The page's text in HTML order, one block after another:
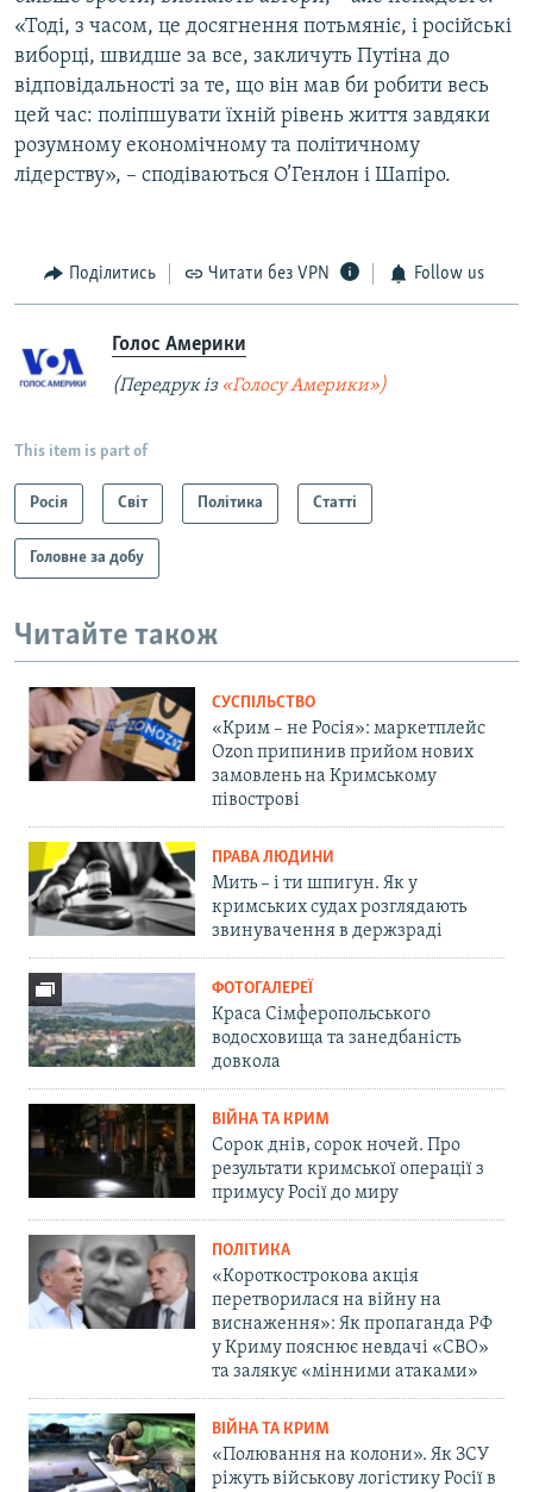
«Тоді, з часом, це досягнення потьмяніє, і російські
виборці, швидше за все, закличуть Путіна до
відповідальності за те, що він мав би робити весь
цей час: поліпшувати їхній рівень життя завдяки
розумному економічному та політичному
лідерству», – сподіваються О’Генлон і Шапіро.
Поділитись Читати без VPN Follow us
Голос Америки
(Передрук із «Голосу Америки»)
This item is part of
Росія Світ Політика Статті
Головне за добу
Читайте також
СУСПІЛЬСТВО
«Крим – не Росія»: маркетплейс
Ozon припинив прийом нових
замовлень на Кримському
півострові
ПРАВА ЛЮДИНИ
Мить – і ти шпигун. Як у
кримських судах розглядають
звинувачення в держзраді
ФОТОГАЛЕРЕЇ
Краса Сімферопольського
водосховища та занедбаність
довкола
ВІЙНА ТА КРИМ
Сорок днів, сорок ночей. Про
результати кримської операції з
примусу Росії до миру
ПОЛІТИКА
«Короткострокова акція
перетворилася на війну на
виснаження»: Як пропаганда РФ
у Криму пояснює невдачі «СВО»
та залякує «мінними атаками»
ВІЙНА ТА КРИМ
«Полювання на колони». Як ЗСУ
ріжуть військову логістику Росії в